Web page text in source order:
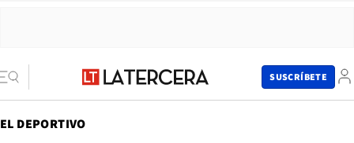
SUSCRÍBETE
EL DEPORTIVO